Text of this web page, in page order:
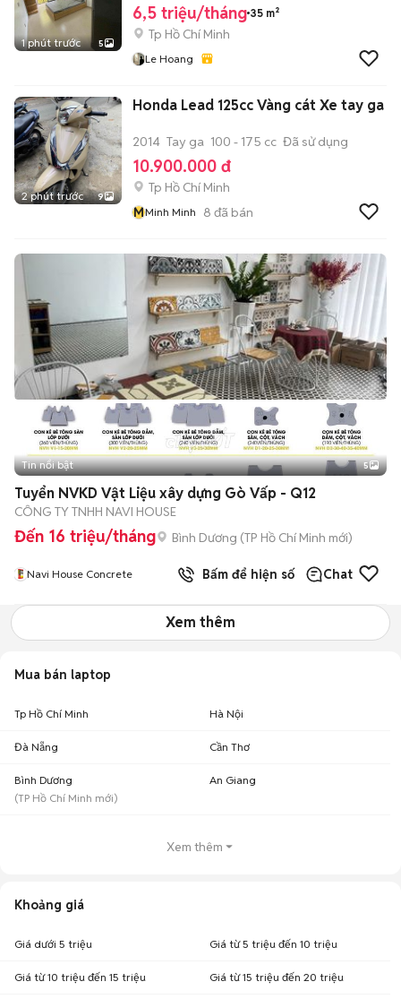
1 phút trước 5
6,5 triệu/tháng 35 m²
Tp Hồ Chí Minh
Le Hoang
2 phút trước 9
Honda Lead 125cc Vàng cát Xe tay ga
2014 Tay ga 100 - 175 cc Đã sử dụng
10.900.000 đ
Tp Hồ Chí Minh
MMinh Minh 8 đã bán
Tin nổi bật 5
Tuyển NVKD Vật Liệu xây dựng Gò Vấp - Q12
CÔNG TY TNHH NAVI HOUSE
Đến 16 triệu/tháng Bình Dương (TP Hồ Chí Minh mới)
Navi House Concrete Bấm để hiện số Chat
Xem thêm
Mua bán laptop
Tp Hồ Chí Minh Hà Nội
Đà Nẵng Cần Thơ
Bình Dương
(TP Hồ Chí Minh mới)
An Giang
Xem thêm
Khoảng giá
Giá dưới 5 triệu Giá từ 5 triệu đến 10 triệu
Giá từ 10 triệu đến 15 triệu Giá từ 15 triệu đến 20 triệu